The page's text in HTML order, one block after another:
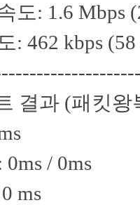
도: 1.6 Mbps
: 462 kbps
결과 (패킷
/ 0ms
ms